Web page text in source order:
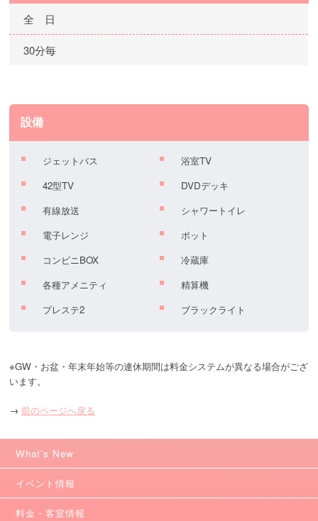
全 日
30分毎
設備
ジェットバス
浴室TV
42型TV
DVDデッキ
有線放送
シャワートイレ
電子レンジ
ポット
コンビニBOX
冷蔵庫
各種アメニティ
精算機
プレステ2
ブラックライト
※GW・お盆・年末年始等の連休期間は料金システムが異なる場合がござ
います。
→ 前のページへ戻る
What's New
イベント情報
料金・客室情報